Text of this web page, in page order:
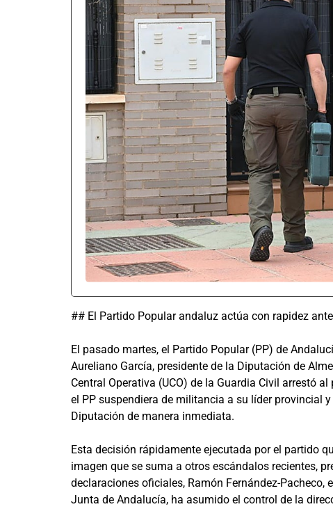
## El Partido Popular andaluz actúa con rapidez
El pasado martes, el Partido Popular (PP) de
Aureliano García, presidente de la Diputación de
Central Operativa (UCO) de la Guardia Civil arrestó
el PP suspendiera de militancia a su líder provincial
Diputación de manera inmediata.
Esta decisión rápidamente ejecutada por el partido
imagen que se suma a otros escándalos recientes,
declaraciones oficiales, Ramón Fernández-
Junta de Andalucía, ha asumido el control de la